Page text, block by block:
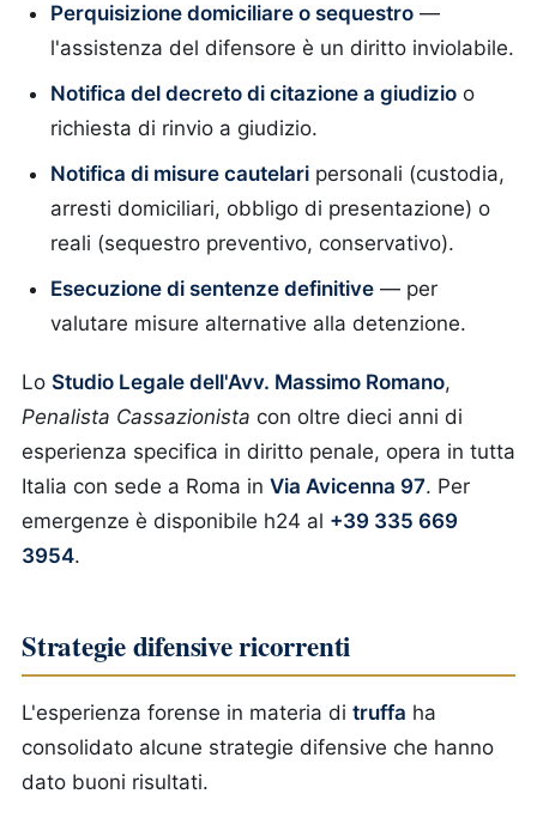
Perquisizione domiciliare o sequestro —
l'assistenza del difensore è un diritto inviolabile.
Notifica del decreto di citazione a giudizio o
richiesta di rinvio a giudizio.
Notifica di misure cautelari personali (custodia,
arresti domiciliari, obbligo di presentazione) o
reali (sequestro preventivo, conservativo).
Esecuzione di sentenze definitive — per
valutare misure alternative alla detenzione.
Lo Studio Legale dell'Avv. Massimo Romano,
Penalista Cassazionista con oltre dieci anni di
esperienza specifica in diritto penale, opera in tutta
Italia con sede a Roma in Via Avicenna 97. Per
emergenze è disponibile h24 al +39 335 669
3954.
Strategie difensive ricorrenti
L'esperienza forense in materia di truffa ha
consolidato alcune strategie difensive che hanno
dato buoni risultati.